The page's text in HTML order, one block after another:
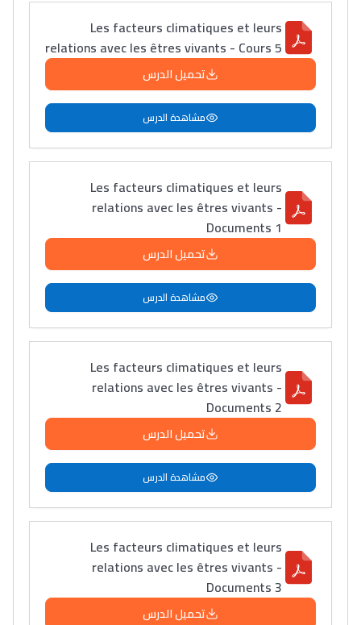
Les facteurs climatiques et leurs
relations avec les êtres vivants - Cours 5
تحميل الدرس
مشاهدة الدرس
Les facteurs climatiques et leurs
relations avec les êtres vivants -
Documents 1
تحميل الدرس
مشاهدة الدرس
Les facteurs climatiques et leurs
relations avec les êtres vivants -
Documents 2
تحميل الدرس
مشاهدة الدرس
Les facteurs climatiques et leurs
relations avec les êtres vivants -
Documents 3
تحميل الدرس